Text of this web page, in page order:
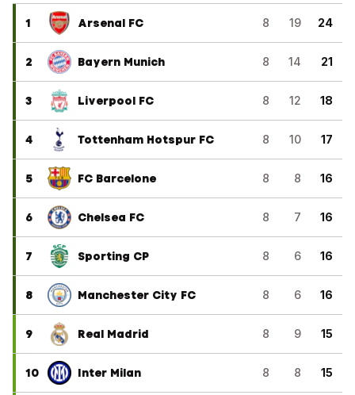
1 Arsenal FC 8 19 24
2 Bayern Munich 8 14 21
3 Liverpool FC 8 12 18
4 Tottenham Hotspur FC 8 10 17
5 FC Barcelone 8 8 16
6 Chelsea FC 8 7 16
7 Sporting CP 8 6 16
8 Manchester City FC 8 6 16
9 Real Madrid 8 9 15
10 Inter Milan 8 8 15